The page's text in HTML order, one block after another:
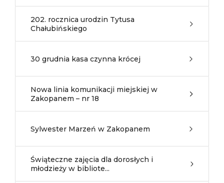
202. rocznica urodzin Tytusa
Chałubińskiego
30 grudnia kasa czynna krócej
Nowa linia komunikacji miejskiej w
Zakopanem – nr 18
Sylwester Marzeń w Zakopanem
Świąteczne zajęcia dla dorosłych i
młodzieży w bibliote...